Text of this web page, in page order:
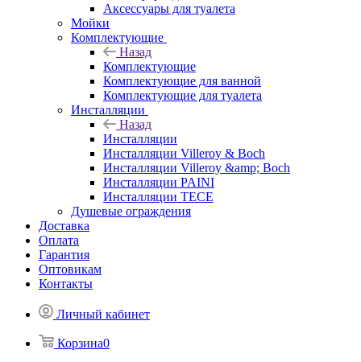
Аксессуары для туалета
Мойки
Комплектующие
Назад
Комплектующие
Комплектующие для ванной
Комплектующие для туалета
Инсталляции
Назад
Инсталляции
Инсталляции Villeroy & Boch
Инсталляции Villeroy &amp; Boch
Инсталляции PAINI
Инсталляции TECE
Душевые ограждения
Доставка
Оплата
Гарантия
Оптовикам
Контакты
Личный кабинет
Корзина0